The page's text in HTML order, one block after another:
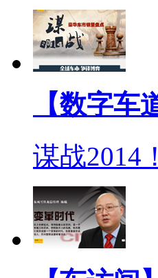
【数字车
谋战2014